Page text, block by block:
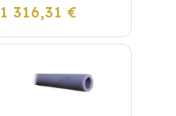
kondenzačný
1 316,31 €